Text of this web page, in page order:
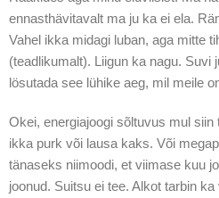
ennasthävitavalt ma ju ka ei ela.
Vahel ikka midagi luban, aga mitte
(teadlikumalt). Liigun ka nagu. Suvi
lösutada see lühike aeg, mil meile
Okei, energiajoogi sõltuvus mul siin
ikka purk või lausa kaks. Või
tänaseks niimoodi, et viimase kuu
joonud. Suitsu ei tee. Alkot tarbin